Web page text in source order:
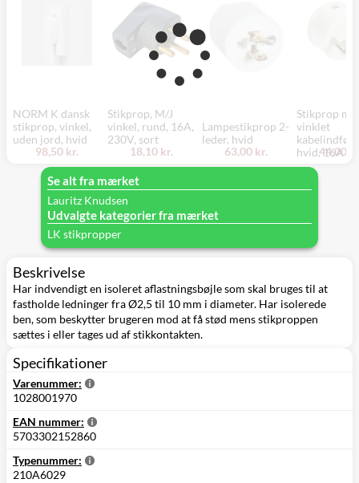
NORM K dansk
stikprop, vinkel,
uden jord, hvid
98,50 kr.
Stikprop, M/J
vinkel, rund, 16A,
230V, sort
18,10 kr.
Lampestikprop 2-
leder, hvid
63,00 kr.
Stikprop
vinklet
hvid, 16A
44,00
Se alt fra mærket
Lauritz Knudsen
Udvalgte kategorier fra mærket
LK stikpropper
Beskrivelse
Har indvendigt en isoleret aflastningsbøjle som skal bruges til at
fastholde ledninger fra Ø2,5 til 10 mm i diameter. Har isolerede
ben, som beskytter brugeren mod at få stød mens stikproppen
sættes i eller tages ud af stikkontakten.
Specifikationer
Varenummer:
1028001970
EAN nummer:
5703302152860
Typenummer:
210A6029